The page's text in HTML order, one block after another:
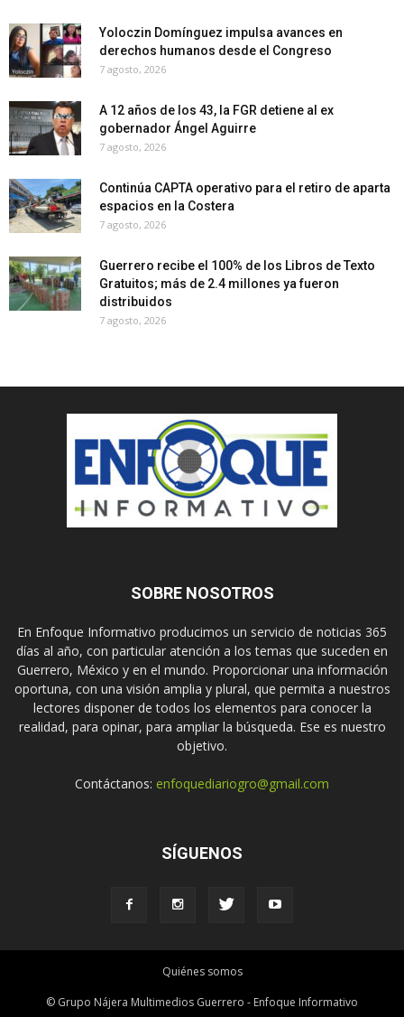
Yoloczin Domínguez impulsa avances en
derechos humanos desde el Congreso
7 agosto, 2026
A 12 años de los 43, la FGR detiene al ex
gobernador Ángel Aguirre
7 agosto, 2026
Continúa CAPTA operativo para el retiro de aparta
espacios en la Costera
7 agosto, 2026
Guerrero recibe el 100% de los Libros de Texto
Gratuitos; más de 2.4 millones ya fueron
distribuidos
7 agosto, 2026
SOBRE NOSOTROS
En Enfoque Informativo producimos un servicio de noticias 365
días al año, con particular atención a los temas que suceden en
Guerrero, México y en el mundo. Proporcionar una información
oportuna, con una visión amplia y plural, que permita a nuestros
lectores disponer de todos los elementos para conocer la
realidad, para opinar, para ampliar la búsqueda. Ese es nuestro
objetivo.
Contáctanos: enfoquediariogro@gmail.com
SÍGUENOS
Quiénes somos
© Grupo Nájera Multimedios Guerrero - Enfoque Informativo